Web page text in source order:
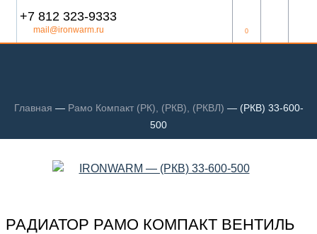
+7 812 323-9333
mail@ironwarm.ru 0
Главная — Рамо Компакт (РК), (РКВ), (РКВЛ) — (РКВ) 33-600-
500
РАДИАТОР РАМО КОМПАКТ ВЕНТИЛЬ